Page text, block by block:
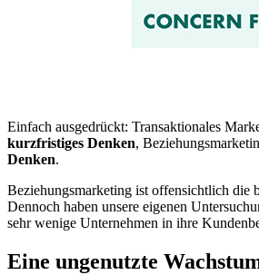
Einfach ausgedrückt: Transaktionales
kurzfristiges Denken,
Denken.
Beziehungsmarketing ist offensichtlich die
Dennoch haben unsere eigenen
sehr wenige Unternehmen in ihre
Eine ungenutzte